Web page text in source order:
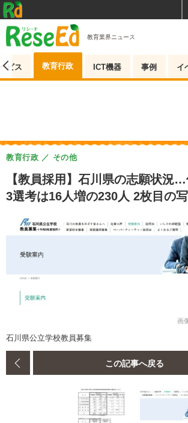
教育業界ニュース
ビス 教育行政 ICT機器 事例 イ
【教員採用】石川県の志願状況
3選考は16人増の230人 2枚目の
教育行政 その他
画
石川県公立学校教員募集
この記事へ戻る